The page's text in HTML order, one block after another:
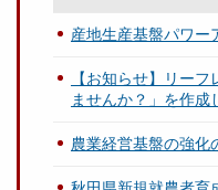
産地生産基盤パワー
【お知らせ】リー
ませんか？」を作成
農業経営基盤の強化